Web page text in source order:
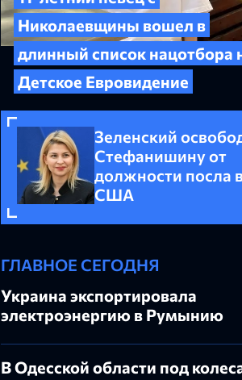
Николаевщины вошел в
длинный список нацотбора
Детское Евровидение
Зеленский
Стефанишину от
должности посла
США
ГЛАВНОЕ СЕГОДНЯ
Украина экспортировала
электроэнергию в Румынию
В Одесской области под